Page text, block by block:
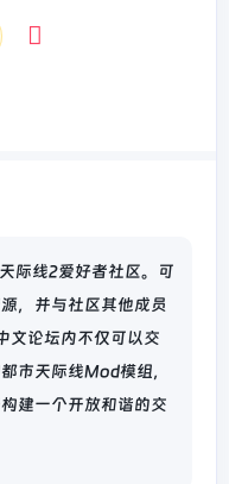
际线2爱好者社区。可
，并与社区其他成员
文论坛内不仅可以交
市天际线Mod模组，
建一个开放和谐的交